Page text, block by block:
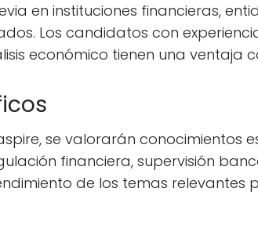
en instituciones financieras,
Los candidatos con
económico tienen una ventaja
se valorarán conocimientos
financiera, supervisión
de los temas relevantes